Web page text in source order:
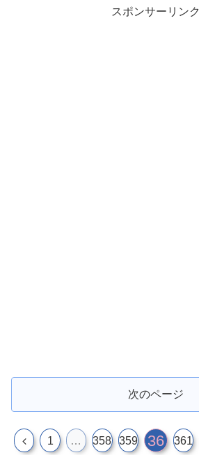
スポンサーリンク
次のページ
1 … 358 359
36
361